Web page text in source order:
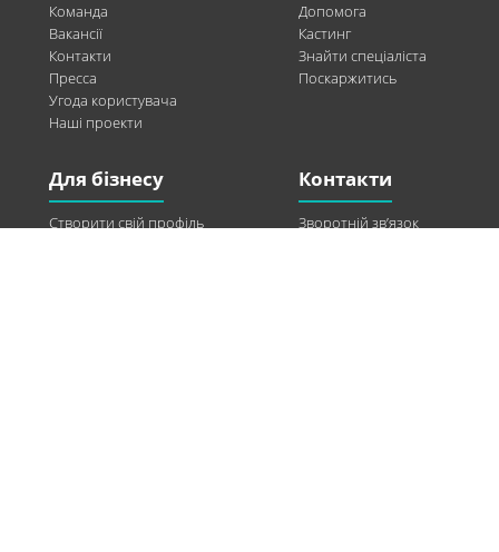
Команда
Вакансії
Контакти
Пресса
Угода користувача
Наші проекти
Допомога
Кастинг
Знайти спеціаліста
Поскаржитись
Для бізнесу
Створити свій профіль
Контакти
Зворотній зв’язок